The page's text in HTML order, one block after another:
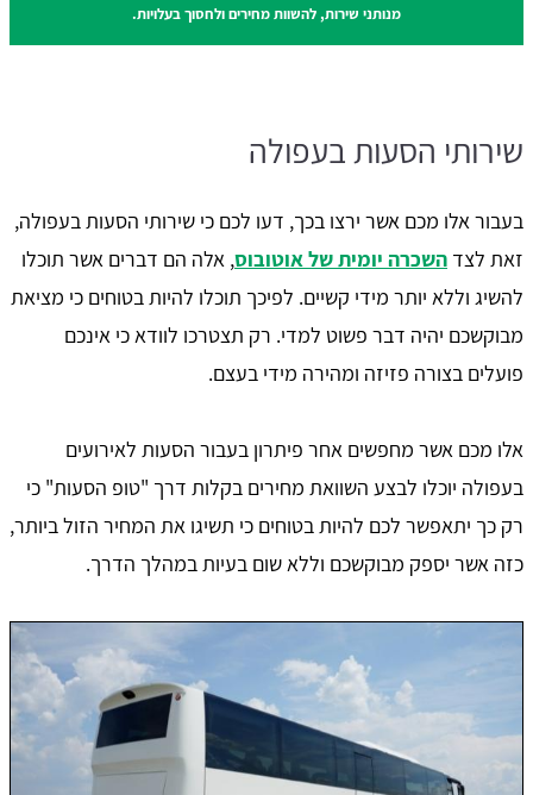
מנותני שירות, להשוות מחירים ולחסוך בעלויות.
שירותי הסעות בעפולה
בעבור אלו מכם אשר ירצו בכך, דעו לכם כי שירותי הסעות בעפולה,
זאת לצד השכרה יומית של אוטובוס, אלה הם דברים אשר תוכלו
להשיג וללא יותר מידי קשיים. לפיכך תוכלו להיות בטוחים כי מציאת
מבוקשכם יהיה דבר פשוט למדי. רק תצטרכו לוודא כי אינכם
פועלים בצורה פזיזה ומהירה מידי בעצם.
אלו מכם אשר מחפשים אחר פיתרון בעבור הסעות לאירועים
בעפולה יוכלו לבצע השוואת מחירים בקלות דרך "טופ הסעות" כי
רק כך יתאפשר לכם להיות בטוחים כי תשיגו את המחיר הזול ביותר,
כזה אשר יספק מבוקשכם וללא שום בעיות במהלך הדרך.